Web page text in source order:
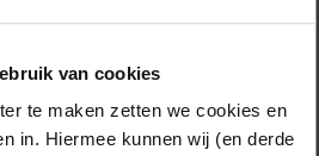
van cookies
te maken zetten we cookies en
in. Hiermee kunnen wij (en derde